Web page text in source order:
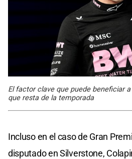
El factor clave que puede beneficiar
que resta de la temporada
Incluso en el caso de Gran
disputado en Silverstone,